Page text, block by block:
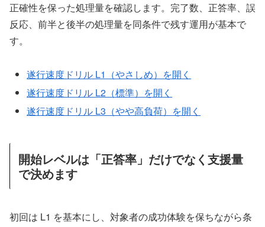
正確性を保った処理量を確認します。完了数、正答率、誤
反応、前半と後半の処理量を同条件で残す運用が基本で
す。
遂行速度ドリル L1（やさしめ）を開く
遂行速度ドリル L2（標準）を開く
遂行速度ドリル L3（やや高負荷）を開く
開始レベルは「正答率」だけでなく支援量
で決めます
初回は L1 を基本にし、対象者の成功体験を保ちながら条